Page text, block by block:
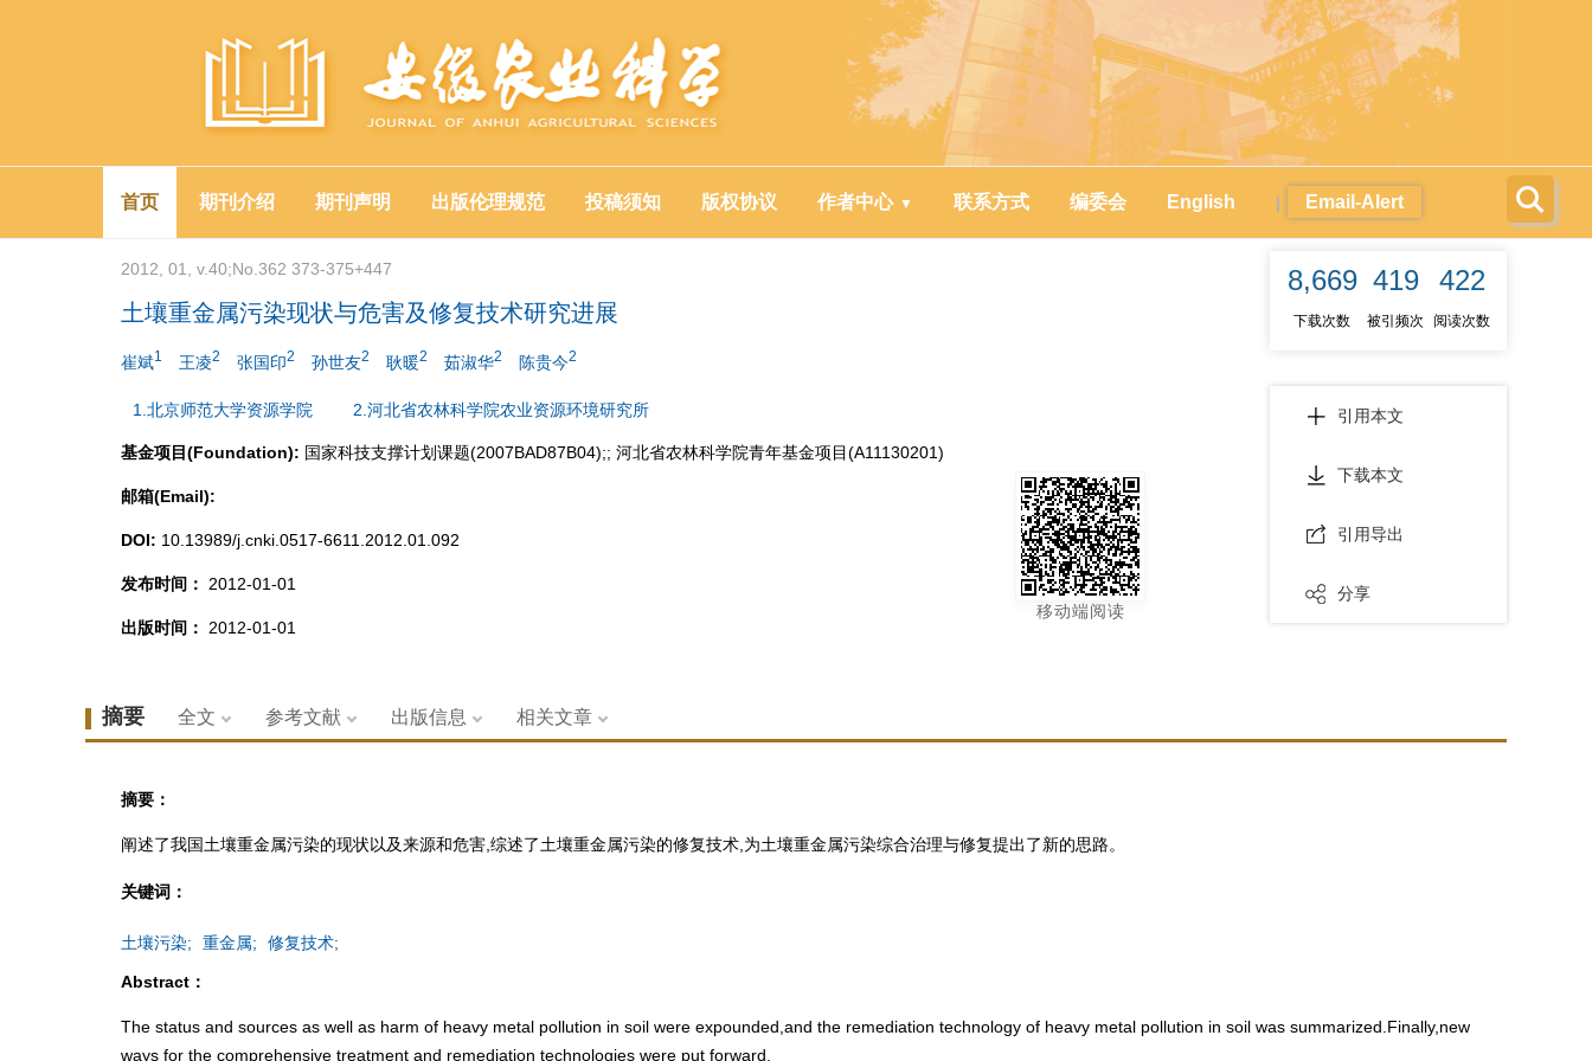
首页 期刊介绍 期刊声明 出版伦理规范 投稿须知 版权协议 作者中心 联系方式 编委会 English | Email-Alert
2012, 01, v.40;No.362 373-375+447
土壤重金属污染现状与危害及修复技术研究进展
崔斌1 王凌2 张国印2 孙世友2 耿暖2 茹淑华2 陈贵今2
1.北京师范大学资源学院 2.河北省农林科学院农业资源环境研究所
基金项目(Foundation): 国家科技支撑计划课题(2007BAD87B04);; 河北省农林科学院青年基金项目(A11130201)
邮箱(Email):
DOI: 10.13989/j.cnki.0517-6611.2012.01.092
发布时间： 2012-01-01
出版时间： 2012-01-01
移动端阅读
8,669 419 422
下载次数 被引频次 阅读次数
引用本文
下载本文
引用导出
分享
摘要 全文 参考文献 出版信息 相关文章
摘要：
阐述了我国土壤重金属污染的现状以及来源和危害,综述了土壤重金属污染的修复技术,为土壤重金属污染综合治理与修复提出了新的思路。
关键词：
土壤污染; 重金属; 修复技术;
Abstract：
The status and sources as well as harm of heavy metal pollution in soil were expounded,and the remediation technology of heavy metal pollution in soil was summarized.Finally,new
ways for the comprehensive treatment and remediation technologies were put forward.